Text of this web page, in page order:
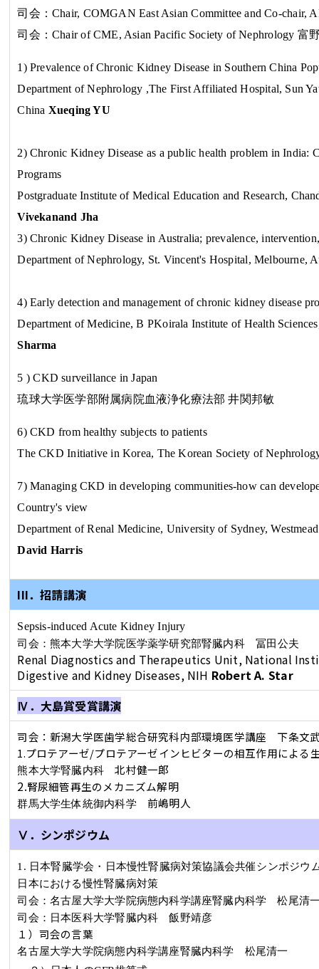
司会：Chair, COMGAN East Asian Committee and Co-chair,
司会：Chair of CME, Asian Pacific Society of Nephrology 富
1) Prevalence of Chronic Kidney Disease in Southern China
Department of Nephrology ,The First Affiliated Hospital, Sun
China Xueqing YU
2) Chronic Kidney Disease as a public health problem in India:
Programs
Postgraduate Institute of Medical Education and Research,
Vivekanand Jha
3) Chronic Kidney Disease in Australia; prevalence,
Department of Nephrology, St. Vincent's Hospital, Melbourne,
4) Early detection and management of chronic kidney disease
Department of Medicine, B PKoirala Institute of Health
Sharma
5 ) CKD surveillance in Japan
琉球大学医学部附属病院血液浄化療法部 井関邦敏
6) CKD from healthy subjects to patients
The CKD Initiative in Korea, The Korean Society of
7) Managing CKD in developing communities-how can
Country's view
Department of Renal Medicine, University of Sydney,
David Harris
III．招請講演
Sepsis-induced Acute Kidney Injury
司会：熊本大学大学院医学薬学研究部腎臓内科 冨田公夫
Renal Diagnostics and Therapeutics Unit, National
Digestive and Kidney Diseases, NIH Robert A. Star
Ⅳ．大島賞受賞講演
司会：新潟大学医歯学総合研究科内部環境医学講座 下条文
1.プロテアーゼ/プロテアーゼインヒビターの相互作用による
熊本大学腎臓内科北村健一郎
2.腎尿細管再生のメカニズム解明
群馬大学生体統御内科学 前嶋明人
Ⅴ．シンポジウム
1. 日本腎臓学会・日本慢性腎臓病対策協議会共催シンポジウ
日本における慢性腎臓病対策
司会：名古屋大学大学院病態内科学講座腎臓内科学 松尾清
司会：日本医科大学腎臓内科飯野靖彦
１）司会の言葉
名古屋大学大学院病態内科学講座腎臓内科学
松尾清一